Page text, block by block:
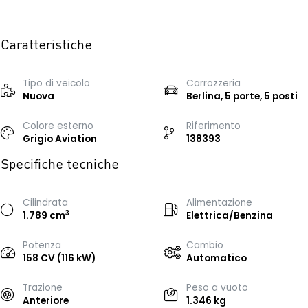
Caratteristiche
Tipo di veicolo
Nuova
Carrozzeria
Berlina, 5 porte, 5 posti
Colore esterno
Grigio Aviation
Riferimento
138393
Specifiche tecniche
Cilindrata
1.789 cm3
Alimentazione
Elettrica/Benzina
Potenza
158 CV (116 kW)
Cambio
Automatico
Trazione
Anteriore
Peso a vuoto
1.346 kg